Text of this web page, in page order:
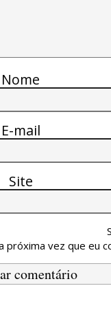
Nome
E-mail
Site
próxima vez que eu